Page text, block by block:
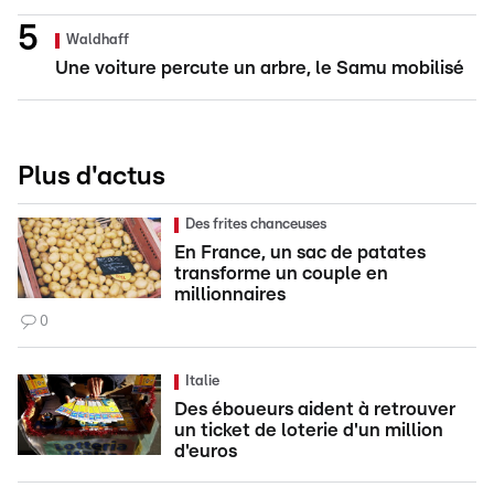
Waldhaff
Une voiture percute un arbre, le Samu mobilisé
Plus d'actus
Des frites chanceuses
En France, un sac de patates
transforme un couple en
millionnaires
0
Italie
Des éboueurs aident à retrouver
un ticket de loterie d'un million
d'euros